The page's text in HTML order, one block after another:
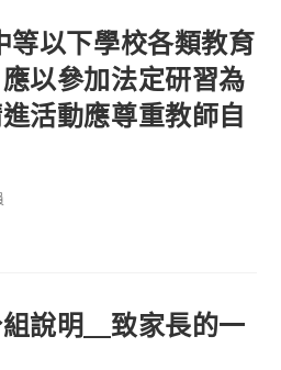
等以下學校各類教育
以參加法定研習為
活動應尊重教師自
說明＿致家長的一